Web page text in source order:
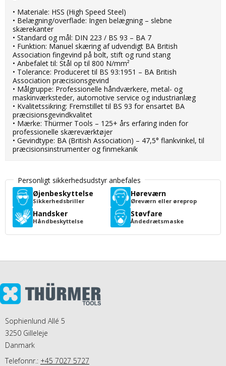
• Materiale: HSS (High Speed Steel)
• Belægning/overflade: Ingen belægning – slebne
skærekanter
• Standard og mål: DIN 223 / BS 93 – BA 7
• Funktion: Manuel skæring af udvendigt BA British
Association fingevind på bolt, stift og rund stang
• Anbefalet til: Stål op til 800 N/mm²
• Tolerance: Produceret til BS 93:1951 – BA British
Association præcisionsgevind
• Målgruppe: Professionelle håndværkere, metal- og
maskinværksteder, automotive service og industrianlæg
• Kvalitetssikring: Fremstillet til BS 93 for ensartet BA
præcisionsgevindkvalitet
• Mærke: Thürmer Tools – 125+ års erfaring inden for
professionelle skæreværktøjer
• Gevindtype: BA (British Association) – 47,5° flankvinkel, til
præcisionsinstrumenter og finmekanik
Personligt sikkerhedsudstyr anbefales
Øjenbeskyttelse
Sikkerhedsbriller
Høreværn
Øreværn eller øreprop
Handsker
Håndbeskyttelse
Støvfare
Åndedrætsmaske
Sophienlund Allé 5
3250 Gilleleje
Danmark
Telefonnr.: +45 7027 5727